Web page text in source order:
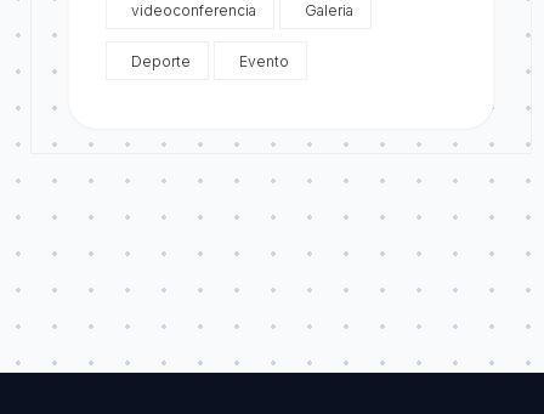
videoconferencia Galeria
Deporte Evento